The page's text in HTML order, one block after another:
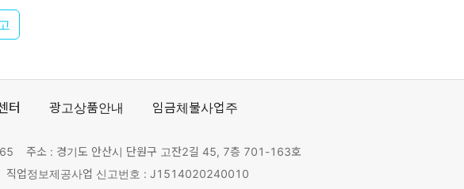
터 광고상품안내 임금체불사업주
주소 : 경기도 안산시 단원구 고잔2길 45, 7층 701-163호
직업정보제공사업 신고번호 : J1514020240010